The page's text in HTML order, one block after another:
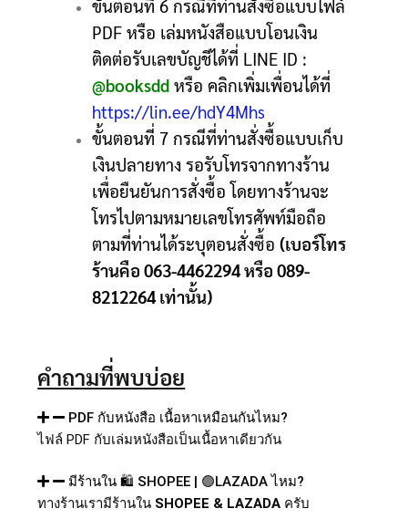
ขั้นตอนที่ 6 กรณีที่ท่านสั่งซื้อแบบไฟล์
PDF หรือ เล่มหนังสือแบบโอนเงิน
ติดต่อรับเลขบัญชีได้ที่ LINE ID :
@booksdd หรือ คลิกเพิ่มเพื่อนได้ที่
https://lin.ee/hdY4Mhs
ขั้นตอนที่ 7 กรณีที่ท่านสั่งซื้อแบบเก็บ
เงินปลายทาง รอรับโทรจากทางร้าน
เพื่อยืนยันการสั่งซื้อ โดยทางร้านจะ
โทรไปตามหมายเลขโทรศัพท์มือถือ
ตามที่ท่านได้ระบุตอนสั่งซื้อ(เบอร์โทร
ร้านคือ 063-4462294 หรือ 089-
8212264 เท่านั้น)
คำถามที่พบบ่อย
PDF กับหนังสือ เนื้อหาเหมือนกันไหม?
ไฟล์ PDF กับเล่มหนังสือเป็นเนื้อหาเดียวกัน
มีร้านใน 🛍️ SHOPEE | 🟣LAZADA ไหม?
ทางร้านเรามีร้านใน SHOPEE & LAZADA ครับ